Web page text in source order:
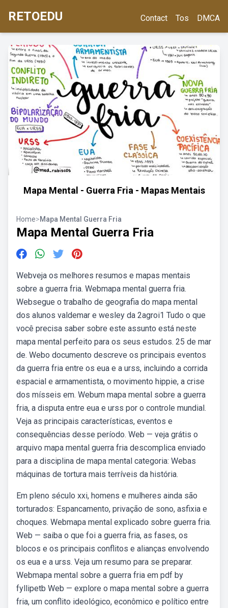
RETOEDU Contact Tos DMCA
Mapa Mental - Guerra Fria - Mapas Mentais
Home>Mapa Mental Guerra Fria
Mapa Mental Guerra Fria
Webveja os melhores resumos e mapas mentais
sobre a guerra fria. Webmapa mental guerra fria.
Websegue o trabalho de geografia do mapa mental
dos alunos valdemar e wesley da 2agroi1 Tudo o que
você precisa saber sobre este assunto está neste
mapa mental perfeito para os seus estudos. 25 de mar
de. Webo documento descreve os principais eventos
da guerra fria entre os eua e a urss, incluindo a corrida
espacial e armamentista, o movimento hippie, a crise
dos mísseis em. Webum mapa mental sobre a guerra
fria, a disputa entre eua e urss por o controle mundial.
Veja as principais características, eventos e
consequências desse período. Web — veja grátis o
arquivo mapa mental guerra fria descomplica enviado
para a disciplina de mapa mental categoria: Webas
máquinas de tortura mais terríveis da história.
Em pleno século xxi, homens e mulheres ainda são
torturados: Espancamento, privação de sono, asfixia e
choques. Webmapa mental explicado sobre guerra fria.
Web — saiba o que foi a guerra fria, as fases, os
blocos e os principais conflitos e alianças envolvendo
os eua e a urss. Veja um resumo para se preparar.
Webmapa mental sobre a guerra fria em pdf by
fyllipetb Web — explore o mapa mental sobre a guerra
fria, um conflito ideológico, econômico e político entre